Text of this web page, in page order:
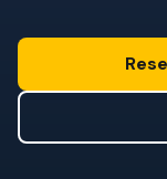
Seguridad
Imagen Térmica